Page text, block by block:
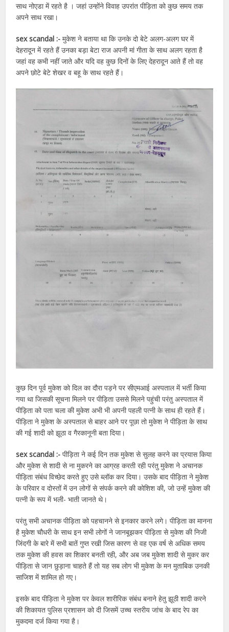
साथ नोएडा में रहते है । जहां उन्होंने विवाह उपरांत पीड़िता को कुछ समय तक
अपने साथ रखा।
sex scandal :-मुकेश ने बताया था कि उनके दो बेटे अलग-अलग घर में
देहरादून में रहते हैं उनका बड़ा बेटा राज अपनी मां गीता के साथ अलग रहता है
जहां वह कभी नहीं जाते और यदि वह कुछ दिनों के लिए देहरादून आते हैं तो वह
अपने छोटे बेटे शेखर व बहू के साथ रहते हैं।
कुछ दिन पूर्व मुकेश को दिल का दौरा पड़ने पर सीएमआई अस्पताल में भर्ती किया
गया था जिसकी सूचना मिलने पर पीड़िता उससे मिलने पहुंची परंतु अस्पताल में
पीड़िता को पता चला की मुकेश अभी भी अपनी पहली पत्नी के साथ ही रहते हैं।
पीड़िता ने मुकेश के अस्पताल से बाहर आने पर पूछा तो मुकेश ने पीड़िता के साथ
की गई शादी को झूठा व गैरकानूनी बता दिया।
sex scandal :-पीड़िता ने कई दिन तक मुकेश से सुलह करने का प्रयास किया
और मुकेश से शादी से ना मुकरने का आग्रह करती रही परंतु मुकेश ने अचानक
पीड़िता संबंध विच्छेद करते हुए उसे ब्लॉक कर दिया। उसके बाद पीड़िता ने मुकेश
के परिवार व दोस्तों में उन लोगों से संपर्क करने की कोशिश की, जो उन्हें मुकेश की
पत्नी के रूप में भली- भाती जानते थे।
परंतु सभी अचानक पीड़िता को पहचानने से इनकार करने लगे। पीड़िता का मानना
है मुकेश चौधरी के साथ इन सभी लोगों ने जानबूझकर पीड़िता से मुकेश की निजी
जिंदगी के बारे में सभी बातें गुप्त रखी जिस कारण से वह एक वर्ष से अधिक समय
तक मुकेश की हवस का शिकार बनती रही, और अब जब मुकेश शादी से मुकर कर
पीड़िता से जान छुड़ाना चाहते हैं तो यह सब लोग भी मुकेश के मन मुताबिक उनकी
साजिश में शामिल हो गए।
इसके बाद पीड़िता ने मुकेश पर केवल शारीरिक संबंध बनाने हेतु झूठी शादी करने
की शिकायत पुलिस प्रशासन को दी जिसमें उच्च स्तरीय जांच के बाद रेप का
मुकदमा दर्ज किया गया है।